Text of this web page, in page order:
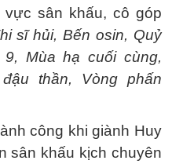
sân khấu, cô góp
sĩ hủi, Bến osin, Quỷ
Mùa hạ cuối cùng,
thần, Vòng phấn
công khi giành Huy
sân khấu kịch chuyên